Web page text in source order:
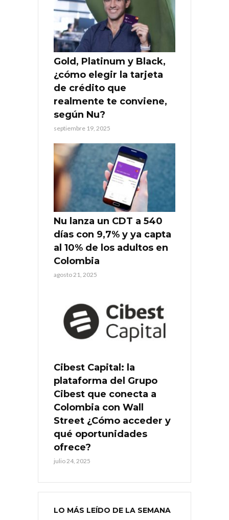
Gold, Platinum y Black,
¿cómo elegir la tarjeta
de crédito que
realmente te conviene,
según Nu?
septiembre 19, 2025
Nu lanza un CDT a 540
días con 9,7% y ya capta
al 10% de los adultos en
Colombia
agosto 21, 2025
Cibest Capital: la
plataforma del Grupo
Cibest que conecta a
Colombia con Wall
Street ¿Cómo acceder y
qué oportunidades
ofrece?
julio 24, 2025
LO MÁS LEÍDO DE LA SEMANA